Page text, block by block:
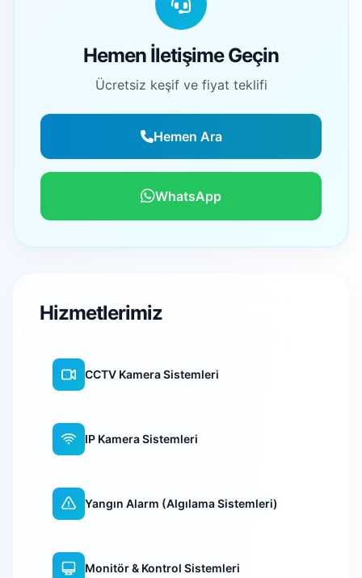
Hemen İletişime Geçin
Ücretsiz keşif ve fiyat teklifi
Hemen Ara
WhatsApp
Hizmetlerimiz
CCTV Kamera Sistemleri
IP Kamera Sistemleri
Yangın Alarm (Algılama Sistemleri)
Monitör & Kontrol Sistemleri